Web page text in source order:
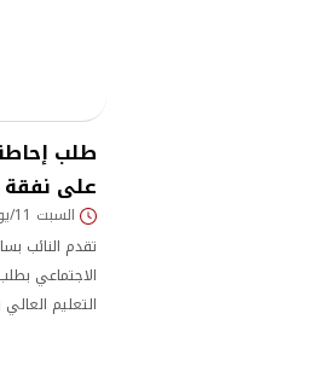
طلب
على نفقة
السبت 11/يوليو/2026 - 05:54 م
تقدم النائب
الاجتماعي
التعليم